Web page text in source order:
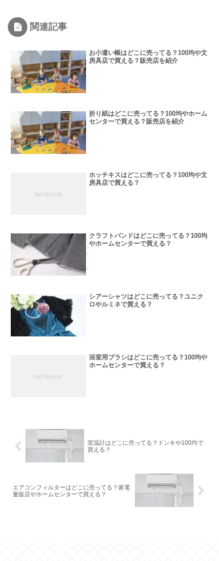
関連記事
お小遣い帳はどこに売ってる？100均や文
房具店で買える？販売店を紹介
折り紙はどこに売ってる？100均やホーム
センターで買える？販売店を紹介
ホッチキスはどこに売ってる？100均や文
房具店で買える？
クラフトバンドはどこに売ってる？100均
やホームセンターで買える？
シアーシャツはどこに売ってる？ユニク
ロやルミネで買える？
浴室用ブラシはどこに売ってる？100均や
ホームセンターで買える？
室温計はどこに売ってる？ドンキや100均で
買える？
エアコンフィルターはどこに売ってる？家電
量販店やホームセンターで買える？